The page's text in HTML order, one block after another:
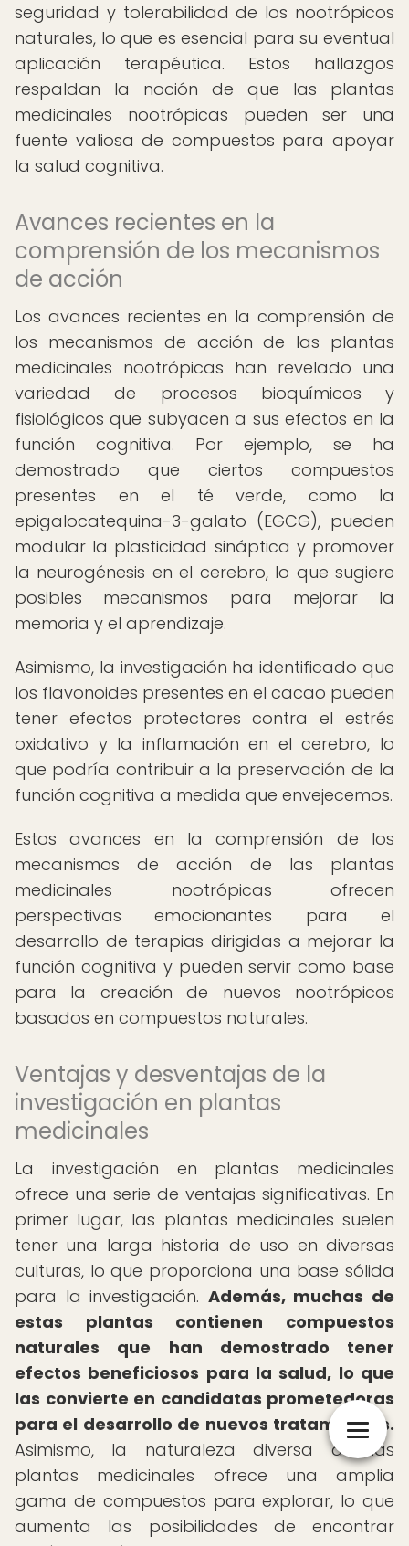
seguridad y tolerabilidad de los nootrópicos
naturales, lo que es esencial para su eventual
aplicación terapéutica. Estos hallazgos
respaldan la noción de que las plantas
medicinales nootrópicas pueden ser una
fuente valiosa de compuestos para apoyar
la salud cognitiva.
Avances recientes en la
comprensión de los mecanismos
de acción
Los avances recientes en la comprensión de
los mecanismos de acción de las plantas
medicinales nootrópicas han revelado una
variedad de procesos bioquímicos y
fisiológicos que subyacen a sus efectos en la
función cognitiva. Por ejemplo, se ha
demostrado que ciertos compuestos
presentes en el té verde, como la
epigalocatequina-3-galato (EGCG), pueden
modular la plasticidad sináptica y promover
la neurogénesis en el cerebro, lo que sugiere
posibles mecanismos para mejorar la
memoria y el aprendizaje.
Asimismo, la investigación ha identificado que
los flavonoides presentes en el cacao pueden
tener efectos protectores contra el estrés
oxidativo y la inflamación en el cerebro, lo
que podría contribuir a la preservación de la
función cognitiva a medida que envejecemos.
Estos avances en la comprensión de los
mecanismos de acción de las plantas
medicinales nootrópicas ofrecen
perspectivas emocionantes para el
desarrollo de terapias dirigidas a mejorar la
función cognitiva y pueden servir como base
para la creación de nuevos nootrópicos
basados en compuestos naturales.
Ventajas y desventajas de la
investigación en plantas
medicinales
La investigación en plantas medicinales
ofrece una serie de ventajas significativas. En
primer lugar, las plantas medicinales suelen
tener una larga historia de uso en diversas
culturas, lo que proporciona una base sólida
para la investigación. Además, muchas de
estas plantas contienen compuestos
naturales que han demostrado tener
efectos beneficiosos para la salud, lo que
las convierte en candidatas prometedoras
para el desarrollo de nuevos tratamientos.
Asimismo, la naturaleza diversa de las
plantas medicinales ofrece una amplia
gama de compuestos para explorar, lo que
aumenta las posibilidades de encontrar